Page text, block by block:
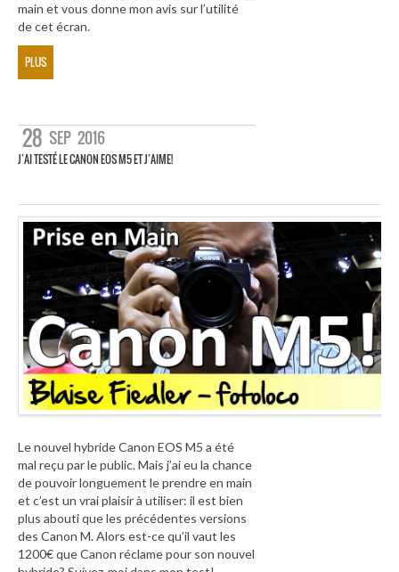
main et vous donne mon avis sur l’utilité
de cet écran.
PLUS
28 SEP 2016
J’AI TESTÉ LE CANON EOS M5 ET J’AIME!
Le nouvel hybride Canon EOS M5 a été
mal reçu par le public. Mais j’ai eu la chance
de pouvoir longuement le prendre en main
et c’est un vrai plaisir à utiliser: il est bien
plus abouti que les précédentes versions
des Canon M. Alors est-ce qu’il vaut les
1200€ que Canon réclame pour son nouvel